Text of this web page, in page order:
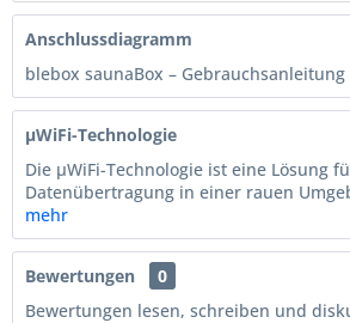
Anschlussdiagramm
blebox saunaBox – Gebrauchsanleitung
µWiFi-Technologie
Die µWiFi-Technologie ist eine Lösung
Datenübertragung in einer rauen
mehr
Bewertungen
0
Bewertungen lesen, schreiben und